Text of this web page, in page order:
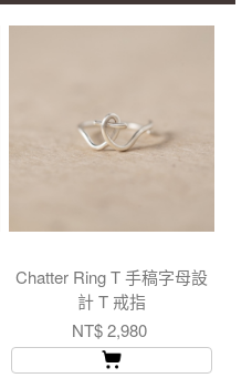
Chatter Ring T 手稿字母設
計 T 戒指
NT$ 2,980